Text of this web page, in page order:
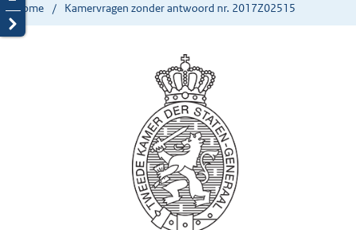
Home Kamervragen zonder antwoord nr. 2017Z02515